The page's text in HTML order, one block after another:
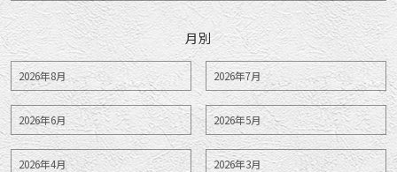
月別
2026年8月 2026年7月
2026年6月 2026年5月
2026年4月 2026年3月